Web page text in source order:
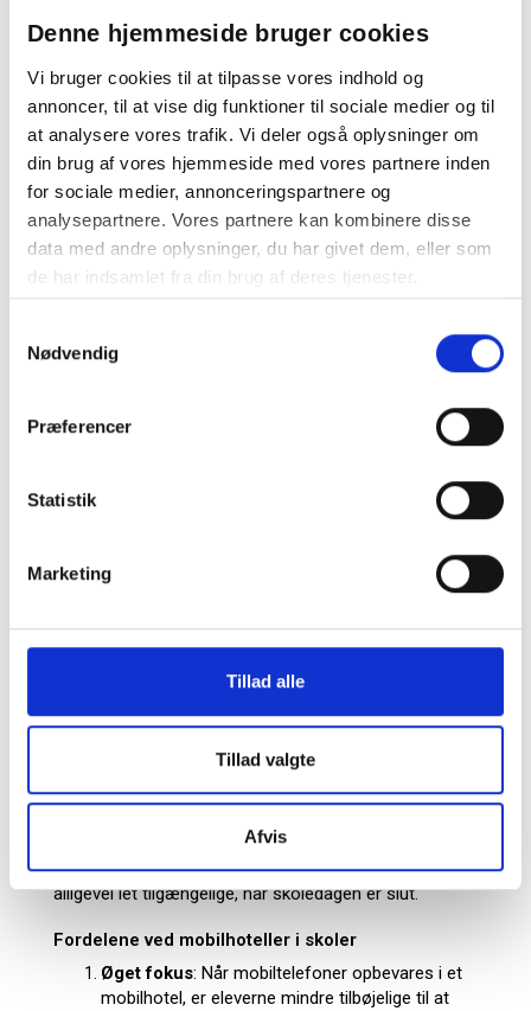
Denne hjemmeside bruger cookies
Vi bruger cookies til at tilpasse vores indhold og
annoncer, til at vise dig funktioner til sociale medier og til
at analysere vores trafik. Vi deler også oplysninger om
din brug af vores hjemmeside med vores partnere inden
for sociale medier, annonceringspartnere og
analysepartnere. Vores partnere kan kombinere disse
data med andre oplysninger, du har givet dem, eller som
de har indsamlet fra din brug af deres tjenester.
Nødvendig
Præferencer
Statistik
Marketing
Tillad alle
Tillad valgte
Afvis
Mobilskabe til skoler: En effektiv løsning til at fremme
I moderne skoler er teknologi en integreret del af undervisningen,
deres smartphones ved hånden, hvilket kan føre til tab af fokus og
nedsat læringsudbytte. En effektiv løsning på dette problem er at
implementere mobilskabe på skolerne. For at få det fulde udbytte
deres pædagogiske strategi. Dette kan omfatte at bruge
mobilhotellerne som en del af undervisningsplanen, hvor eleverne
dagen.
Hvad er et Mobilskab?
Et mobilskab er et sikret opbevaringssystem, hvor
eleverne kan placere deres mobiltelefoner i løbet af
rum, så hver elev kan låse sin telefon inde, hvilket
sikrer, at telefonerne er uden for rækkevidde, men
alligevel let tilgængelige, når skoledagen er slut.
Fordelene ved mobilhoteller i skoler
Øget fokus: Når mobiltelefoner opbevares i et
mobilhotel, er eleverne mindre tilbøjelige til at